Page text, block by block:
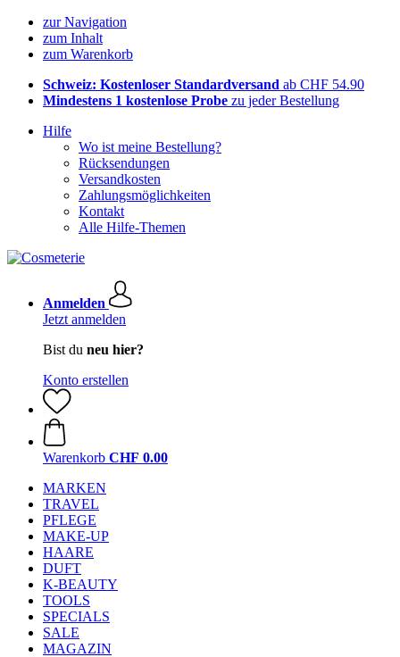
zur Navigation
zum Inhalt
zum Warenkorb
Schweiz: Kostenloser Standardversand ab CHF 54.90
Mindestens 1 kostenlose Probe zu jeder Bestellung
Hilfe
Wo ist meine Bestellung?
Rücksendungen
Versandkosten
Zahlungsmöglichkeiten
Kontakt
Alle Hilfe-Themen
Anmelden
Jetzt anmelden
Bist du neu hier?
Konto erstellen
Warenkorb CHF 0.00
MARKEN
TRAVEL
PFLEGE
MAKE-UP
HAARE
DUFT
K-BEAUTY
TOOLS
SPECIALS
SALE
MAGAZIN